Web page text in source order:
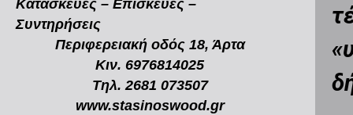
Κατασκευές – Επισκευές –
Συντηρήσεις
Περιφερειακή οδός 18, Άρτα
Κιν. 6976814025
Τηλ. 2681 073507
www.stasinoswood.gr